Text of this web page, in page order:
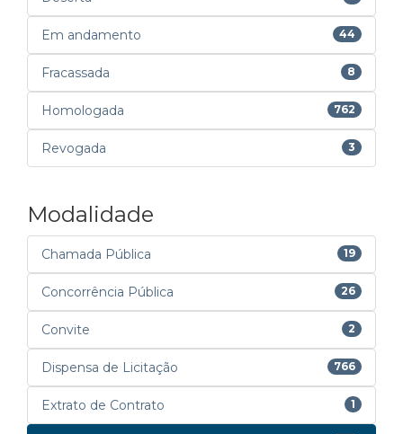
Em andamento 44
Fracassada 8
Homologada 762
Revogada 3
Modalidade
Chamada Pública 19
Concorrência Pública 26
Convite 2
Dispensa de Licitação 766
Extrato de Contrato 1